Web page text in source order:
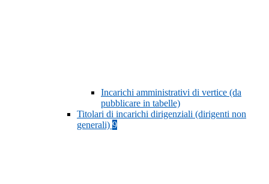
Incarichi amministrativi di vertice (da
pubblicare in tabelle)
Titolari di incarichi dirigenziali (dirigenti non
generali) 9